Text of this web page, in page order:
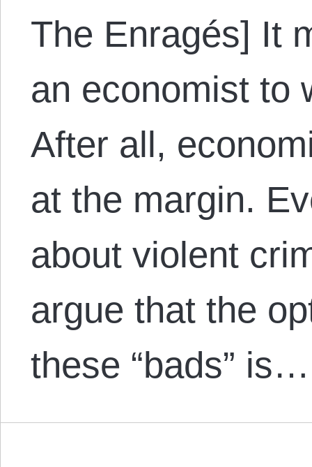
The Enragés] It
an economist to
After all,
at the margin.
about violent
argue that the
these “bads” is…